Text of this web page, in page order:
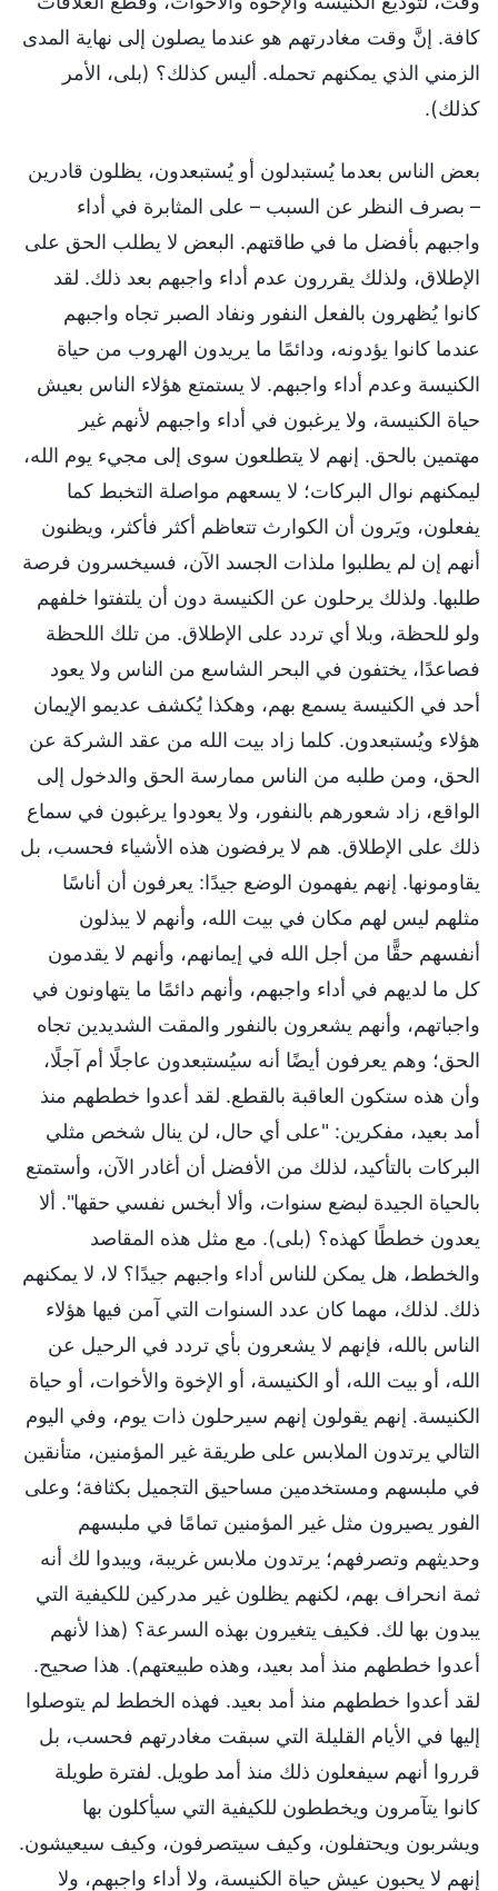
كافة. إنَّ وقت مغادرتهم هو عندما يصلون إلى نهاية المدى
الزمني الذي يمكنهم تحمله. أليس كذلك؟ (بلى، الأمر
كذلك).
بعض الناس بعدما يُستبدلون أو يُستبعدون، يظلون قادرين
– بصرف النظر عن السبب – على المثابرة في أداء
واجبهم بأفضل ما في طاقتهم. البعض لا يطلب الحق على
الإطلاق، ولذلك يقررون عدم أداء واجبهم بعد ذلك. لقد
كانوا يُظهرون بالفعل النفور ونفاد الصبر تجاه واجبهم
عندما كانوا يؤدونه، ودائمًا ما يريدون الهروب من حياة
الكنيسة وعدم أداء واجبهم. لا يستمتع هؤلاء الناس بعيش
حياة الكنيسة، ولا يرغبون في أداء واجبهم لأنهم غير
مهتمين بالحق. إنهم لا يتطلعون سوى إلى مجيء يوم الله،
ليمكنهم نوال البركات؛ لا يسعهم مواصلة التخبط كما
يفعلون، ويَرون أن الكوارث تتعاظم أكثر فأكثر، ويظنون
أنهم إن لم يطلبوا ملذات الجسد الآن، فسيخسرون فرصة
طلبها. ولذلك يرحلون عن الكنيسة دون أن يلتفتوا خلفهم
ولو للحظة، وبلا أي تردد على الإطلاق. من تلك اللحظة
فصاعدًا، يختفون في البحر الشاسع من الناس ولا يعود
أحد في الكنيسة يسمع بهم، وهكذا يُكشف عديمو الإيمان
هؤلاء ويُستبعدون. كلما زاد بيت الله من عقد الشركة عن
الحق، ومن طلبه من الناس ممارسة الحق والدخول إلى
الواقع، زاد شعورهم بالنفور، ولا يعودوا يرغبون في سماع
ذلك على الإطلاق. هم لا يرفضون هذه الأشياء فحسب، بل
يقاومونها. إنهم يفهمون الوضع جيدًا: يعرفون أن أناسًا
مثلهم ليس لهم مكان في بيت الله، وأنهم لا يبذلون
أنفسهم حقًّا من أجل الله في إيمانهم، وأنهم لا يقدمون
كل ما لديهم في أداء واجبهم، وأنهم دائمًا ما يتهاونون في
واجباتهم، وأنهم يشعرون بالنفور والمقت الشديدين تجاه
الحق؛ وهم يعرفون أيضًا أنه سيُستبعدون عاجلًا أم آجلًا،
وأن هذه ستكون العاقبة بالقطع. لقد أعدوا خططهم منذ
أمد بعيد، مفكرين: "على أي حال، لن ينال شخص مثلي
البركات بالتأكيد، لذلك من الأفضل أن أغادر الآن، وأستمتع
بالحياة الجيدة لبضع سنوات، وألا أبخس نفسي حقها". ألا
يعدون خططًا كهذه؟ (بلى). مع مثل هذه المقاصد
والخطط، هل يمكن للناس أداء واجبهم جيدًا؟ لا، لا يمكنهم
ذلك. لذلك، مهما كان عدد السنوات التي آمن فيها هؤلاء
الناس بالله، فإنهم لا يشعرون بأي تردد في الرحيل عن
الله، أو بيت الله، أو الكنيسة، أو الإخوة والأخوات، أو حياة
الكنيسة. إنهم يقولون إنهم سيرحلون ذات يوم، وفي اليوم
التالي يرتدون الملابس على طريقة غير المؤمنين، متأنقين
في ملبسهم ومستخدمين مساحيق التجميل بكثافة؛ وعلى
الفور يصيرون مثل غير المؤمنين تمامًا في ملبسهم
وحديثهم وتصرفهم؛ يرتدون ملابس غريبة، ويبدوا لك أنه
ثمة انحراف بهم، لكنهم يظلون غير مدركين للكيفية التي
يبدون بها لك. فكيف يتغيرون بهذه السرعة؟ (هذا لأنهم
أعدوا خططهم منذ أمد بعيد، وهذه طبيعتهم). هذا صحيح.
لقد أعدوا خططهم منذ أمد بعيد. فهذه الخطط لم يتوصلوا
إليها في الأيام القليلة التي سبقت مغادرتهم فحسب، بل
قرروا أنهم سيفعلون ذلك منذ أمد طويل. لفترة طويلة
كانوا يتآمرون ويخططون للكيفية التي سيأكلون بها
ويشربون ويحتفلون، وكيف سيتصرفون، وكيف سيعيشون.
إنهم لا يحبون عيش حياة الكنيسة، ولا أداء واجبهم، ولا